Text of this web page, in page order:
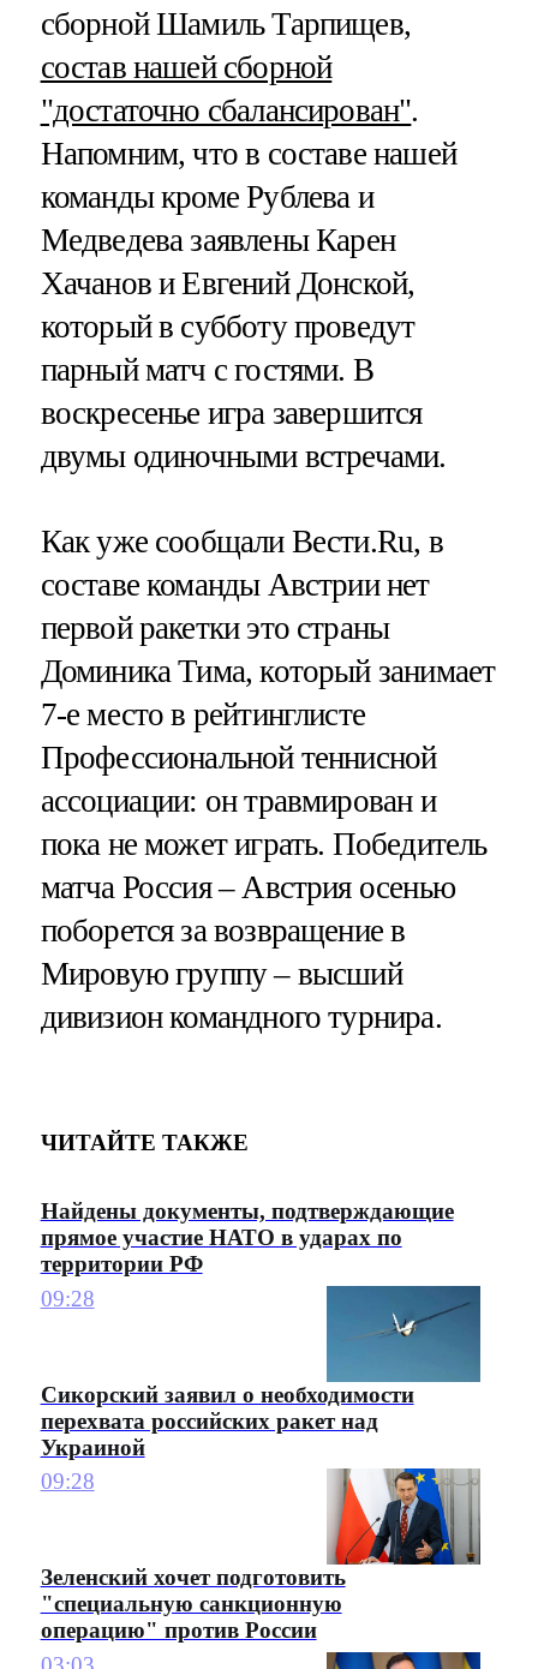
сборной Шамиль Тарпищев,
состав нашей сборной
"достаточно сбалансирован".
Напомним, что в составе нашей
команды кроме Рублева и
Медведева заявлены Карен
Хачанов и Евгений Донской,
который в субботу проведут
парный матч с гостями. В
воскресенье игра завершится
двумы одиночными встречами.
Как уже сообщали Вести.Ru, в
составе команды Австрии нет
первой ракетки это страны
Доминика Тима, который занимает
7-е место в рейтинглисте
Профессиональной теннисной
ассоциации: он травмирован и
пока не может играть. Победитель
матча Россия – Австрия осенью
поборется за возвращение в
Мировую группу – высший
дивизион командного турнира.
ЧИТАЙТЕ ТАКЖЕ
Найдены документы, подтверждающие
прямое участие НАТО в ударах по
территории РФ
09:28
Сикорский заявил о необходимости
перехвата российских ракет над
Украиной
09:28
Зеленский хочет подготовить
"специальную санкционную
операцию" против России